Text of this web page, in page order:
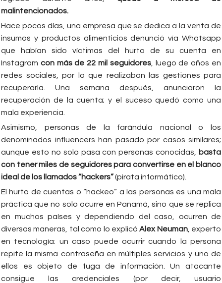
malintencionados.
Hace pocos días, una empresa que se dedica a la venta de
insumos y productos alimenticios denunció vía Whatsapp
que habían sido víctimas del hurto de su cuenta en
Instagram con más de 22 mil seguidores, luego de años en
redes sociales, por lo que realizaban las gestiones para
recuperarla. Una semana después, anunciaron la
recuperación de la cuenta; y el suceso quedó como una
mala experiencia.
Asimismo, personas de la farándula nacional o los
denominados influencers han pasado por casos similares;
aunque esto no solo pasa con personas conocidas,
basta
con tener miles de seguidores para convertirse en el blanco
ideal de los llamados “hackers”(pirata informático).
El hurto de cuentas o “hackeo” a las personas es una mala
práctica que no solo ocurre en Panamá, sino que se replica
en muchos países y dependiendo del caso, ocurren de
diversas maneras, tal como lo explicóAlex Neuman, experto
en tecnología: un caso puede ocurrir cuando la persona
repite la misma contraseña en múltiples servicios y uno de
ellos es objeto de fuga de información. Un atacante
consigue las credenciales (por decir, usuario